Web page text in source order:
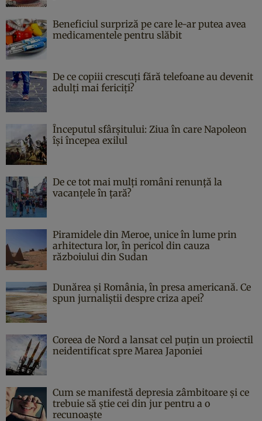
Beneficiul surpriză pe care le-ar putea avea
medicamentele pentru slăbit
De ce copiii crescuți fără telefoane au devenit
adulți mai fericiți?
Începutul sfârşitului: Ziua în care Napoleon
îşi începea exilul
De ce tot mai mulți români renunță la
vacanțele în țară?
Piramidele din Meroe, unice în lume prin
arhitectura lor, în pericol din cauza
războiului din Sudan
Dunărea și România, în presa americană. Ce
spun jurnaliștii despre criza apei?
Coreea de Nord a lansat cel puțin un proiectil
neidentificat spre Marea Japoniei
Cum se manifestă depresia zâmbitoare și ce
trebuie să știe cei din jur pentru a o
recunoaște